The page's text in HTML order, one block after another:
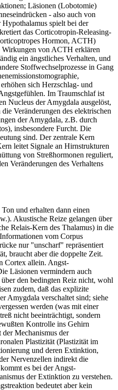
Läsionen (Lobotomie)
- also auch von
spielt bei der
das Corticotropin-Releasing-
Hormon, ACTH)
Wirkungen von ACTH erklären
ein ängstliches Verhalten, und
Stoffwechselprozesse in Gang
sich Herzschlag- und
Im Traumschlaf ist
Nucleus der Amygdala ausgelöst,
Veränderungen des elektrischen
der Amygdala, z.B. durch
insbesondere Furcht. Die
sind. Der zentrale Kern
leitet Signale an Hirnstrukturen
von Streßhormonen reguliert,
Veränderungen des Verhaltens
und erhalten dann einen
Akustische Reize gelangen über
Relais-Kern des Thalamus) in die
vom Corpus
nur "unscharf" repräsentiert
braucht aber die doppelte Zeit.
Cortex allein. Angst-
Läsionen vermindern auch
den bedingten Reiz nicht, wohl
zudem, daß das explizite
Amygdala verschaltet sind; siehe
werden (was mit einer
nicht beeinträchtigt, sondern
Kontrolle ins Gehirn
Mechanismus der
Plastizität (Plastizität im
und deren Extinktion,
Nervenzellen indirekt die
es bei der Angst-
der Extinktion zu verstehen.
bedeutet aber kein